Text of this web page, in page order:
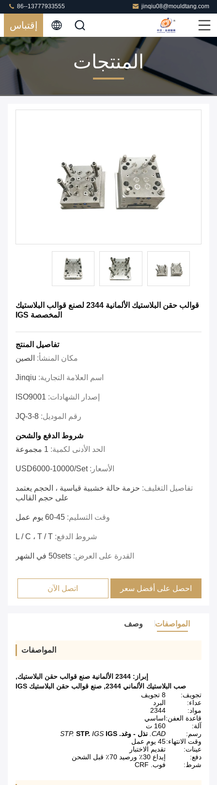
jinqiu08@mouldtang.com
86--13777933555
إقتباس
المنتجات
قوالب حقن البلاستيك الألمانية 2344 لصنع قوالب البلاستيك
المخصصة IGS
تفاصيل المنتج
مكان المنشأ: الصين
اسم العلامة التجارية: Jinqiu
إصدار الشهادات: ISO9001
رقم الموديل: JQ-3-8
شروط الدفع والشحن
الحد الأدنى لكمية: 1 مجموعة
الأسعار:USD6000-10000/set
تفاصيل التغليف: حزمة حالة خشبية قياسية ، الحجم يعتمد
على حجم القالب
وقت التسليم: 45-60 يوم عمل
شروط الدفع: L / C ، T / T
القدرة على العرض: 50sets في الشهر
احصل على أفضل سعر اتصل الآن
المواصفات وصف
المواصفات
إبراز: 2344 الألمانية صنع قوالب حقن البلاستيك
,
صب البلاستيك الألماني 2344
, صنع قوالب حقن البلاستيك IGS
تجويف:
8 تجويف
عداء:
البرد
مواد:
2344
قاعدة العفن:اساسي
آلة:
160 ت
رسم:
CAD. نذل - وغد. STP. STP. IGS IGS
وقت الانتهاء:45 يوم عمل
عينات:
تقديم الاختبار
دفع:
إيداع 30٪ ورصيد 70٪ قبل الشحن
شرط:
فوب. CRF